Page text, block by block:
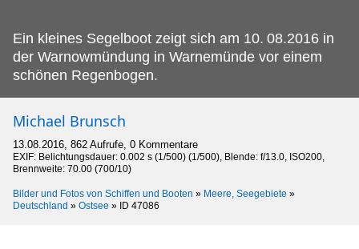
Ein kleines Segelboot zeigt sich am 10. 08.2016 in
der Warnowmündung in Warnemünde vor einem
schönen Regenbogen.
Michael Brunsch
13.08.2016, 862 Aufrufe, 0 Kommentare
EXIF: Belichtungsdauer: 0.002 s (1/500) (1/500), Blende: f/13.0, ISO200,
Brennweite: 70.00 (700/10)
Bilder und Fotos von Schiffen und Booten » Meere, Seegebiete »
Deutschland » Ostsee » ID 47086